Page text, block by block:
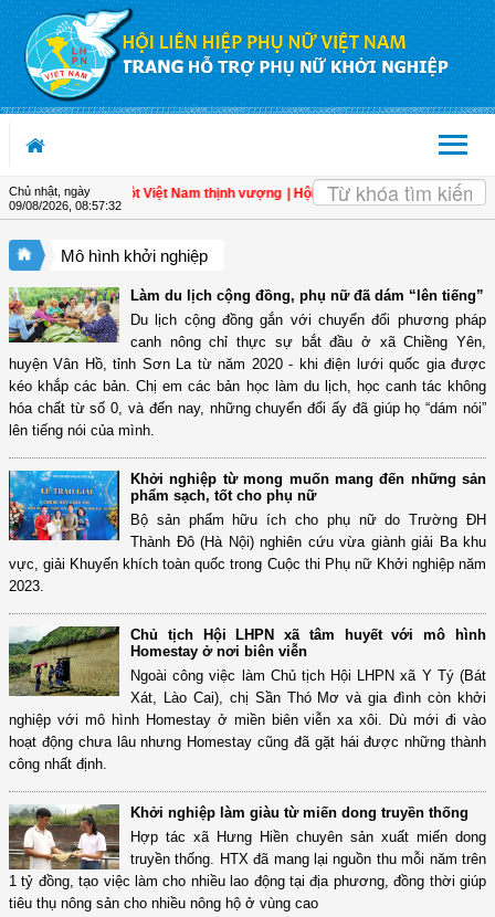
Truy cập nội dung luôn
Chủ nhật, ngày
09/08/2026 08:57:33
Đòn bẩy cho một Việt Nam thịnh vượng | Hội LHPN tỉnh Kiên Giang biểu
Mô hình khởi nghiệp
Làm du lịch cộng đồng, phụ nữ đã dám “lên tiếng”
Du lịch cộng đồng gắn với chuyển đổi phương pháp
canh nông chỉ thực sự bắt đầu ở xã Chiềng Yên,
huyện Vân Hồ, tỉnh Sơn La từ năm 2020 - khi điện lưới quốc gia được
kéo khắp các bản. Chị em các bản học làm du lịch, học canh tác không
hóa chất từ số 0, và đến nay, những chuyển đổi ấy đã giúp họ “dám nói”
lên tiếng nói của mình.
Khởi nghiệp từ mong muốn mang đến những sản
phẩm sạch, tốt cho phụ nữ
Bộ sản phẩm hữu ích cho phụ nữ do Trường ĐH
Thành Đô (Hà Nội) nghiên cứu vừa giành giải Ba khu
vực, giải Khuyến khích toàn quốc trong Cuộc thi Phụ nữ Khởi nghiệp năm
2023.
Chủ tịch Hội LHPN xã tâm huyết với mô hình
Homestay ở nơi biên viễn
Ngoài công việc làm Chủ tịch Hội LHPN xã Y Tý (Bát
Xát, Lào Cai), chị Sần Thó Mơ và gia đình còn khởi
nghiệp với mô hình Homestay ở miền biên viễn xa xôi. Dù mới đi vào
hoạt động chưa lâu nhưng Homestay cũng đã gặt hái được những thành
công nhất định.
Khởi nghiệp làm giàu từ miến dong truyền thống
Hợp tác xã Hưng Hiền chuyên sản xuất miến dong
truyền thống. HTX đã mang lại nguồn thu mỗi năm trên
1 tỷ đồng, tạo việc làm cho nhiều lao động tại địa phương, đồng thời giúp
tiêu thụ nông sản cho nhiều nông hộ ở vùng cao
OK